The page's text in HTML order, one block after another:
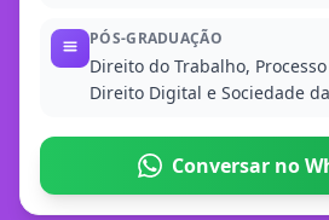
PÓS-GRADUAÇÃO
Direito do Trabalho,
Direito Digital e Sociedade
Conversar no